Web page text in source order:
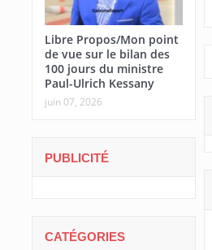
Libre Propos/Mon point
de vue sur le bilan des
100 jours du ministre
Paul-Ulrich Kessany
juin 07, 2026
PUBLICITÉ
CATÉGORIES